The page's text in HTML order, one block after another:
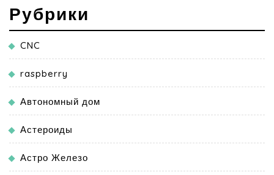
Рубрики
CNC
raspberry
Автономный дом
Астероиды
Астро Железо